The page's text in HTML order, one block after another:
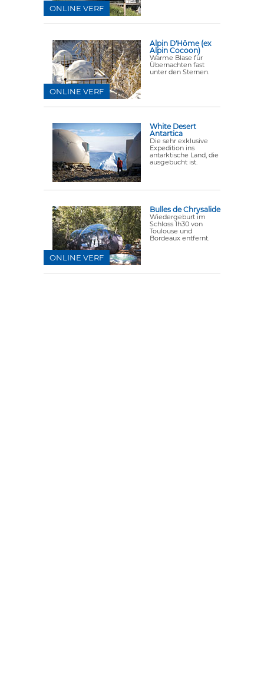
ONLINE VERF
Alpin D'Hôme (ex
Alpin Cocoon)
Warme Blase für
Übernachten fast
unter den Sternen.
ONLINE VERF
White Desert
Antartica
Die sehr exklusive
Expedition ins
antarktische Land, die
ausgebucht ist.
Bulles de Chrysalide
Wiedergeburt im
Schloss 1h30 von
Toulouse und
Bordeaux entfernt.
ONLINE VERF